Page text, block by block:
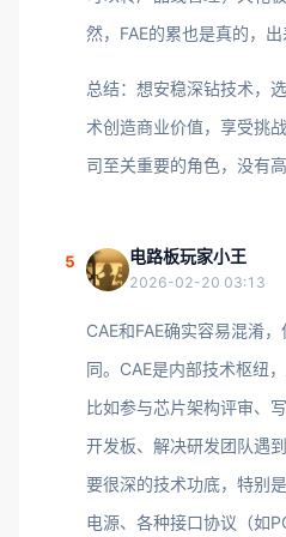
然，FAE的累也是真的，
总结：想安稳深钻技术，
术创造商业价值，享受挑
司至关重要的角色，没有
5 电路板玩家小王
2026-02-20 03:13
CAE和FAE确实容易混淆
同。CAE是内部技术枢纽
比如参与芯片架构评审、
开发板、解决研发团队遇
要很深的技术功底，特别
电源、各种接口协议（如